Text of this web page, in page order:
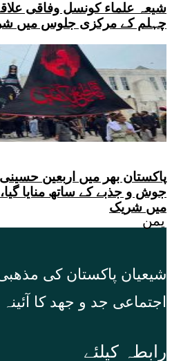
یمن
شیعہ علماء کونسل وفاقی
چہلم کے مرکزی جلوس میں
جوش و جذبے کے ساتھ منایا
میں شریک
شیعیان پاکستان کی
اجتماعی جد و جهد کا آئینہ